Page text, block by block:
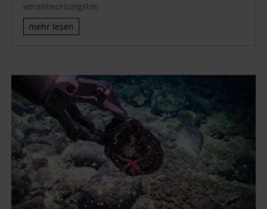
verantwortungslos
mehr lesen